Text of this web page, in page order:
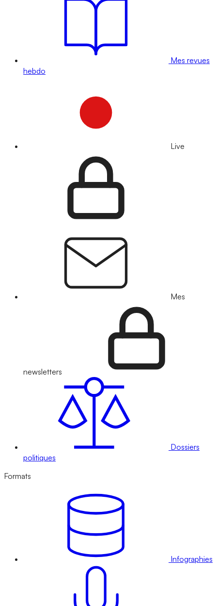
Mes revues
hebdo
Live
Mes
newsletters
Dossiers
politiques
Formats
Infographies